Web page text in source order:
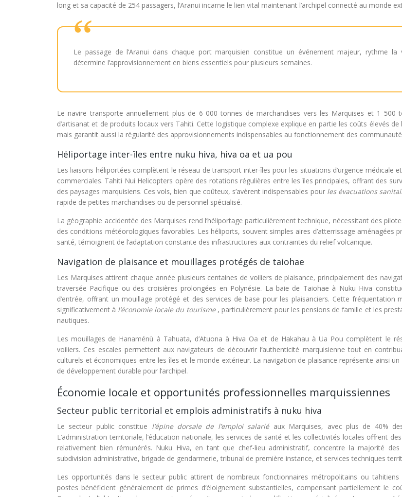
long et sa capacité de 254 passagers, l’Aranui incarne le lien vital maintenant l’archipel connecté au monde
Le passage de l’Aranui dans chaque port marquisien constitue un événement majeur, rythme la
détermine l’approvisionnement en biens essentiels pour plusieurs semaines.
Le navire transporte annuellement plus de 6 000 tonnes de marchandises vers les Marquises et 1 500
d’artisanat et de produits locaux vers Tahiti. Cette logistique complexe explique en partie les coûts élevés de
mais garantit aussi la régularité des approvisionnements indispensables au fonctionnement des
Héliportage inter-îles entre nuku hiva, hiva oa et ua pou
Les liaisons héliportées complètent le réseau de transport inter-îles pour les situations d’urgence médicale
commerciales. Tahiti Nui Helicopters opère des rotations régulières entre les îles principales, offrant des
des paysages marquisiens. Ces vols, bien que coûteux, s’avèrent indispensables pour les évacuations
rapide de petites marchandises ou de personnel spécialisé.
La géographie accidentée des Marquises rend l’héliportage particulièrement technique, nécessitant des
des conditions météorologiques favorables. Les héliports, souvent simples aires d’atterrissage aménagées
santé, témoignent de l’adaptation constante des infrastructures aux contraintes du relief volcanique.
Navigation de plaisance et mouillages protégés de taiohae
Les Marquises attirent chaque année plusieurs centaines de voiliers de plaisance, principalement des
traversée Pacifique ou des croisières prolongées en Polynésie. La baie de Taiohae à Nuku Hiva
d’entrée, offrant un mouillage protégé et des services de base pour les plaisanciers. Cette fréquentation
significativement à l’économie locale du tourisme , particulièrement pour les pensions de famille et les
nautiques.
Les mouillages de Hanaménù à Tahuata, d’Atuona à Hiva Oa et de Hakahau à Ua Pou complètent le
voiliers. Ces escales permettent aux navigateurs de découvrir l’authenticité marquisienne tout en
culturels et économiques entre les îles et le monde extérieur. La navigation de plaisance représente ainsi
de développement durable pour l’archipel.
Économie locale et opportunités professionnelles marquissiennes
Secteur public territorial et emplois administratifs à nuku hiva
Le secteur public constitue l’épine dorsale de l’emploi salarié aux Marquises, avec plus de 40%
L’administration territoriale, l’éducation nationale, les services de santé et les collectivités locales offrent
relativement bien rémunérés. Nuku Hiva, en tant que chef-lieu administratif, concentre la majorité des
subdivision administrative, brigade de gendarmerie, tribunal de première instance, et services techniques
Les opportunités dans le secteur public attirent de nombreux fonctionnaires métropolitains ou tahitiens
postes bénéficient généralement de primes d’éloignement substantielles, compensant partiellement le